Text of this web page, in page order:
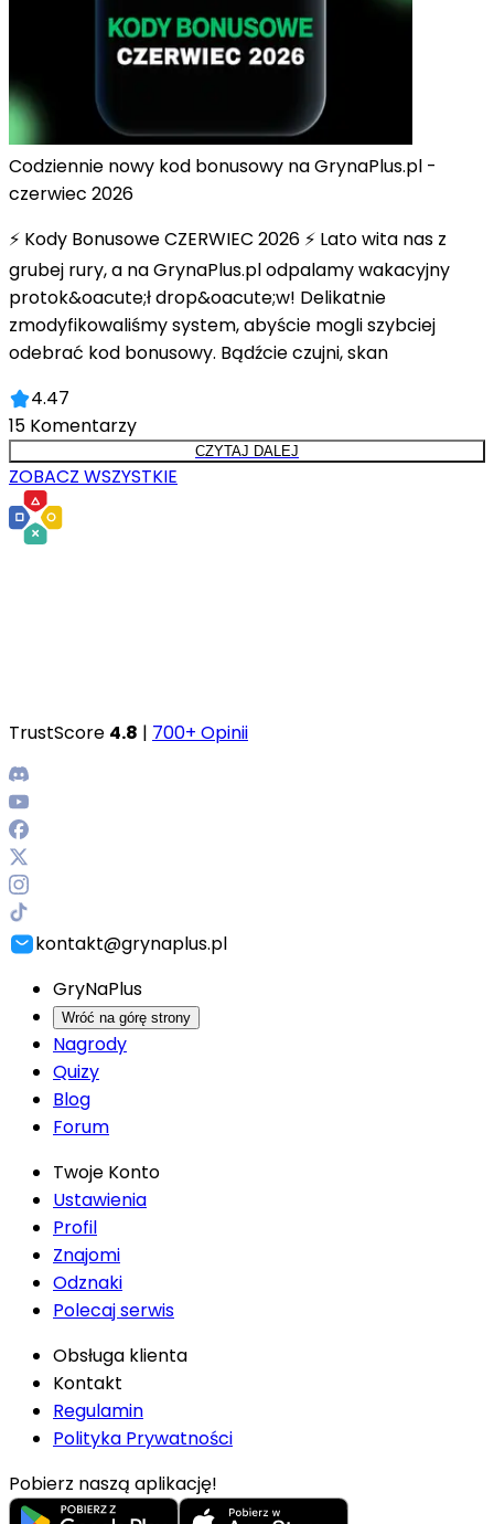
Codziennie nowy kod bonusowy na GrynaPlus.pl -
czerwiec 2026
⚡ Kody Bonusowe CZERWIEC 2026 ⚡ Lato wita nas z
grubej rury, a na GrynaPlus.pl odpalamy wakacyjny
protok&oacute;ł drop&oacute;w! Delikatnie
zmodyfikowaliśmy system, abyście mogli szybciej
odebrać kod bonusowy. Bądźcie czujni, skan
4.47
15 Komentarzy
CZYTAJ DALEJ
ZOBACZ WSZYSTKIE
TrustScore 4.8 | 700+ Opinii
kontakt@grynaplus.pl
GryNaPlus
Wróć na górę strony
Nagrody
Quizy
Blog
Forum
Twoje Konto
Ustawienia
Profil
Znajomi
Odznaki
Polecaj serwis
Obsługa klienta
Kontakt
Regulamin
Polityka Prywatności
Pobierz naszą aplikację!